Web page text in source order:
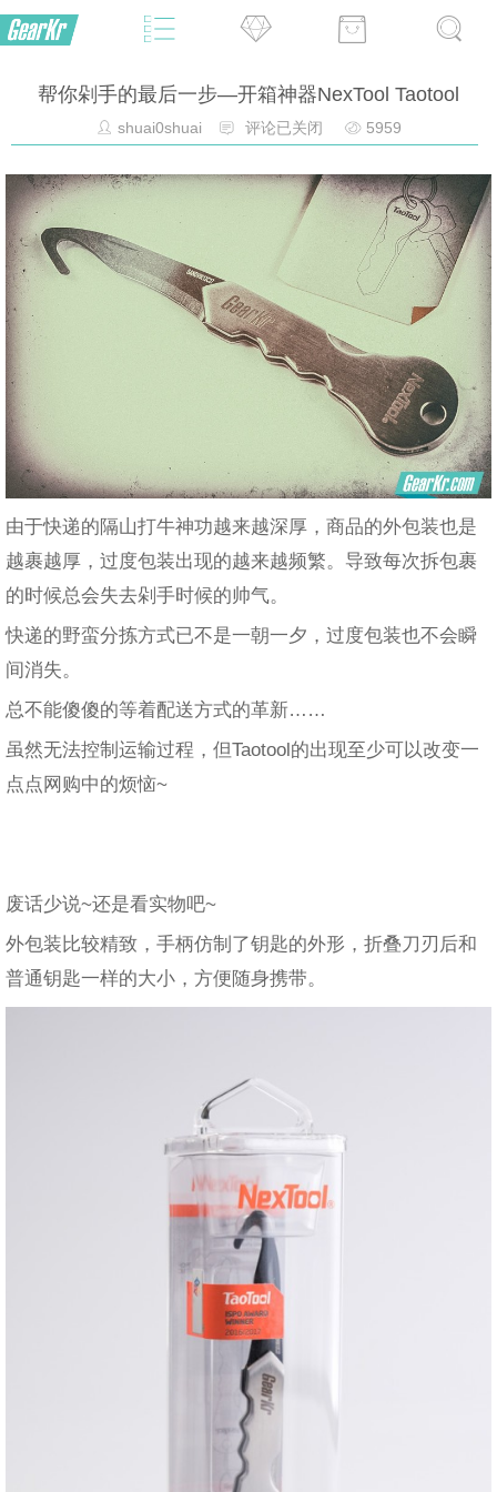
帮你剁手的最后一步—开箱神器NexTool Taotool
shuai0shuai 评论已关闭 5959
由于快递的隔山打牛神功越来越深厚，商品的外包装也是
越裹越厚，过度包装出现的越来越频繁。导致每次拆包裹
的时候总会失去剁手时候的帅气。
快递的野蛮分拣方式已不是一朝一夕，过度包装也不会瞬
间消失。
总不能傻傻的等着配送方式的革新……
虽然无法控制运输过程，但Taotool的出现至少可以改变一
点点网购中的烦恼~
废话少说~还是看实物吧~
外包装比较精致，手柄仿制了钥匙的外形，折叠刀刃后和
普通钥匙一样的大小，方便随身携带。